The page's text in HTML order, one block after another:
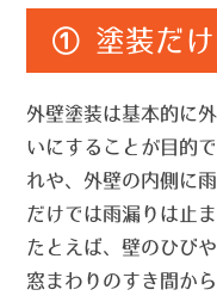
① 塗装だけ
外壁塗装は基本的に
いにすること が目的
れや、外壁の内側に
だけでは雨漏りは止ま
たとえば、壁のひび
窓まわりのすき間か